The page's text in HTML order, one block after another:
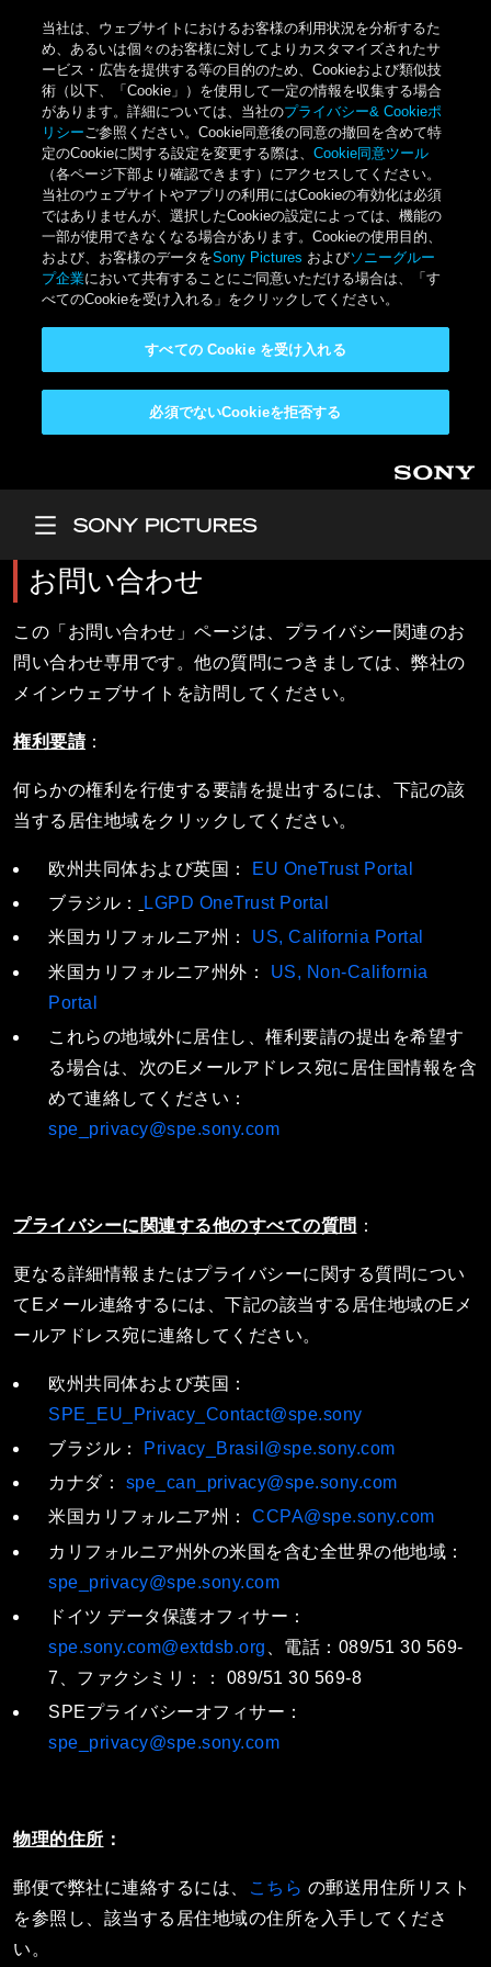
当社は、ウェブサイトにおけるお客様の利用状況を分析するた
め、あるいは個々のお客様に対してよりカスタマイズされたサ
ービス・広告を提供する等の目的のため、Cookieおよび類似技
術（以下、「Cookie」）を使用して一定の情報を収集する場合
があります。詳細については、当社のプライバシー& Cookieポ
リシーご参照ください。Cookie同意後の同意の撤回を含めて特
定のCookieに関する設定を変更する際は、Cookie同意ツール
（各ページ下部より確認できます）にアクセスしてください。
当社のウェブサイトやアプリの利用にはCookieの有効化は必須
ではありませんが、選択したCookieの設定によっては、機能の
一部が使用できなくなる場合があります。Cookieの使用目的、
および、お客様のデータをSony Pictures およびソニーグルー
プ企業において共有することにご同意いただける場合は、「す
べてのCookieを受け入れる」をクリックしてください。
必須でないCookieを拒否する
すべての Cookie を受け入れる
お問い合わせ
この「お問い合わせ」ページは、プライバシー関連のお
問い合わせ専用です。他の質問につきましては、弊社の
メインウェブサイトを訪問してください。
権利要請：
何らかの権利を行使する要請を提出するには、下記の該
当する居住地域をクリックしてください。
欧州共同体および英国：
EU OneTrust Portal
ブラジル：
LGPD OneTrust Portal
米国カリフォルニア州：
US, California Portal
米国カリフォルニア州外：
US, Non-California
Portal
これらの地域外に居住し、権利要請の提出を希望す
る場合は、次のEメールアドレス宛に居住国情報を含
めて連絡してください：
spe_privacy@spe.sony.com
プライバシーに関連する他のすべての質問 ：
更なる詳細情報またはプライバシーに関する質問につい
てEメール連絡するには、下記の該当する居住地域のEメ
ールアドレス宛に連絡してください。
欧州共同体および英国：
SPE_EU_Privacy_Contact@spe.sony
ブラジル：
Privacy_Brasil@spe.sony.com
カナダ： spe_can_privacy@spe.sony.com
米国カリフォルニア州： CCPA@spe.sony.com
カリフォルニア州外の米国を含む全世界の他地域：
spe_privacy@spe.sony.com
ドイツ データ保護オフィサー：
spe.sony.com@extdsb.org 、電話 ： 089/51 30 569-
7、ファクシミリ：： 089/51 30 569-8
SPEプライバシーオフィサー：
spe_privacy@spe.sony.com
物理的住所 ：
郵便で弊社に連絡するには、 こちら の郵送用住所リスト
を参照し、該当する居住地域の住所を入手してくださ
い。